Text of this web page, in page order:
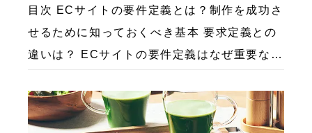
目次 ECサイトの要件定義とは？制作を成功さ
せるために知っておくべき基本 要求定義との
違いは？ ECサイトの要件定義はなぜ重要なの
よくある失敗例3パターン 失敗例①：流行り
の機 […]